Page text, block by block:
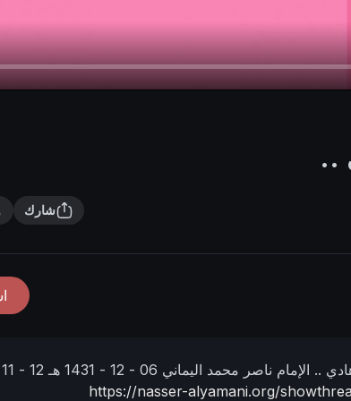
..
شارك
.. الإمام ناصر محمد اليماني 06 - 12 - 1431 هـ
https://nasser-alyamani.org/